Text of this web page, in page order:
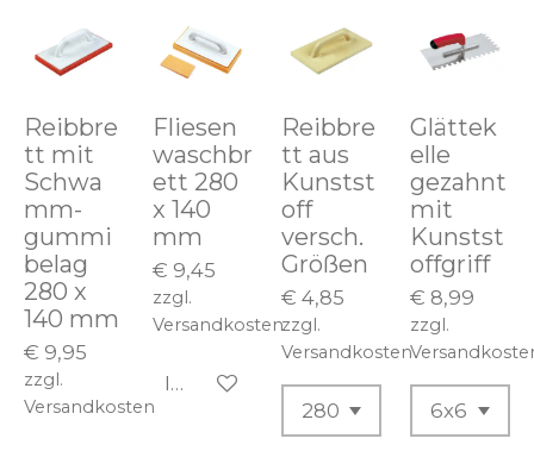
Reibbre
tt mit
Schwa
mm-
gummi
belag
280 x
140 mm
€ 9,95
zzgl.
Versandkosten
Fliesen
waschbr
ett 280
x 140
mm
€ 9,45
zzgl.
Versandkosten
In den Warenkorb
Reibbre
tt aus
Kunstst
off
versch.
Größen
€ 4,85
zzgl.
Versandkosten
Glättek
elle
gezahnt
mit
Kunstst
offgriff
€ 8,99
zzgl.